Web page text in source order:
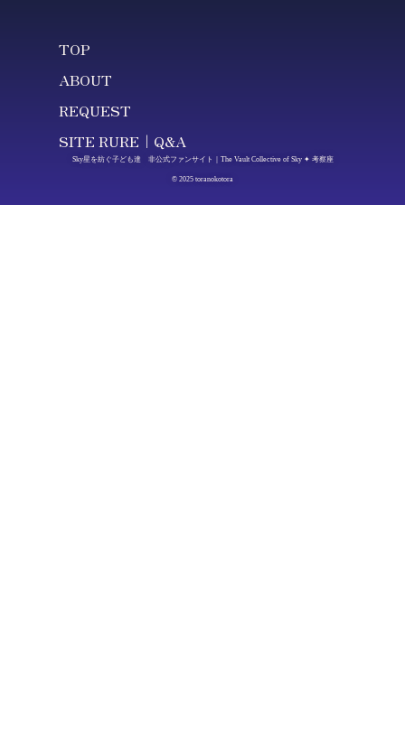
TOP
ABOUT
REQUEST
SITE RURE｜Q&A
Sky星を紡ぐ子ども達 非公式ファンサイト｜The Vault Collective of Sky ✦ 考察座
© 2025 toranokotora